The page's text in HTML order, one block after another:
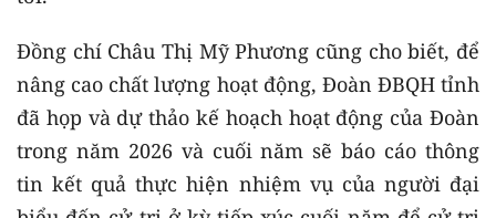
Đồng chí Châu Thị Mỹ Phương cũng cho biết, để
nâng cao chất lượng hoạt động, Đoàn ĐBQH tỉnh
đã họp và dự thảo kế hoạch hoạt động của Đoàn
trong năm 2026 và cuối năm sẽ báo cáo thông
tin kết quả thực hiện nhiệm vụ của người đại